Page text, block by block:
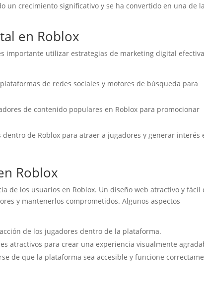
un crecimiento significativo y se ha convertido en una de
en Roblox
importante utilizar estrategias de marketing digital
de redes sociales y motores de búsqueda para
de contenido populares en Roblox para promocionar
dentro de Roblox para atraer a jugadores y generar interés
Roblox
de los usuarios en Roblox. Un diseño web atractivo y fácil
y mantenerlos comprometidos. Algunos aspectos
de los jugadores dentro de la plataforma.
atractivos para crear una experiencia visualmente
de que la plataforma sea accesible y funcione